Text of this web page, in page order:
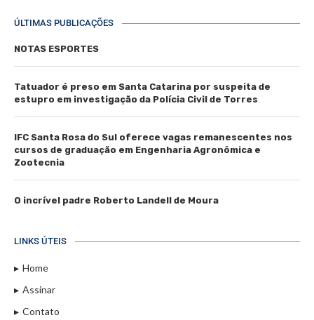
ÚLTIMAS PUBLICAÇÕES
NOTAS ESPORTES
Tatuador é preso em Santa Catarina por suspeita de
estupro em investigação da Polícia Civil de Torres
IFC Santa Rosa do Sul oferece vagas remanescentes nos
cursos de graduação em Engenharia Agronômica e
Zootecnia
O incrível padre Roberto Landell de Moura
LINKS ÚTEIS
Home
Assinar
Contato